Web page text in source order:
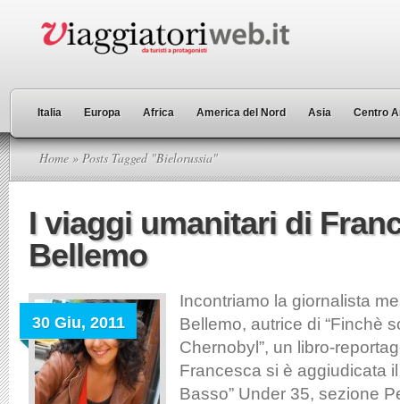
Italia Europa Africa America del Nord Asia Centro
Home » Posts Tagged "Bielorussia"
I viaggi umanitari di
Bellemo
30 Giu, 2011
Incontriamo la giornalista
Bellemo, autrice di “Finchè
Chernobyl”, un libro-
Francesca si è aggiudicata
Basso” Under 35, sezione